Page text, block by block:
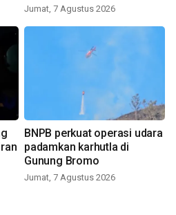
Jumat, 7 Agustus 2026
BNPB perkuat operasi udara
padamkan karhutla di
Gunung Bromo
Jumat, 7 Agustus 2026